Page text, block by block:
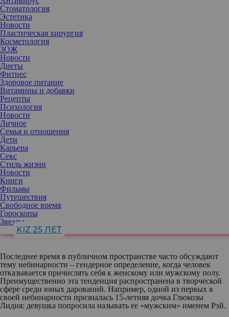
Стоматология
Эстетика
Новости
Пластическая хирургия
Косметология
ЗОЖ
Новости
Диеты
Фитнес
Здоровое питание
Витамины и добавки
Рецепты
Психология
Новости
Личное
Семья и отношения
Дети
Карьера
Секс
Стиль жизни
Новости
Книги
Фильмы
Путешествия
Свободное время
Гороскопы
Звезды
KIZ 25 ЛЕТ
Девушка объяснила, что хочет иметь возможность чувствовать
себя разной: женственной и нежной, храброй и сильной, милой
и заботливой. По словам начинающей певицы, это никак не
относится к ее полу, гендеру и ориентации.
Последнее время в публичном пространстве часто обсуждают
тему небинарности – гендерное определение, когда человек
отказывается причислять себя к женскому или мужскому полу.
Преимущественно эта тенденция распространена в творческой
сфере среди юных дарований. Например, одной из первых в
своей небинарности призналась 15-летняя дочка Глюкозы
Лидия: девушка попросила называть ее «мужским» именем Рэй.